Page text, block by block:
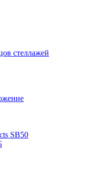
стеллажей
SB50